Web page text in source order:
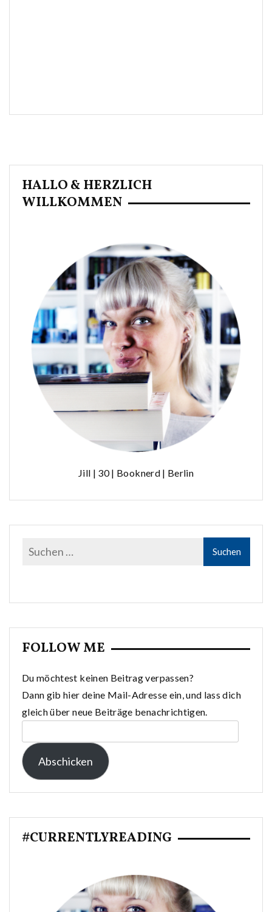
HALLO & HERZLICH
WILLKOMMEN
Jill | 30 | Booknerd | Berlin
FOLLOW ME
Du möchtest keinen Beitrag verpassen?
Dann gib hier deine Mail-Adresse ein, und lass dich
gleich über neue Beiträge benachrichtigen.
Mail-
Adresse:
Abschicken
#CURRENTLYREADING